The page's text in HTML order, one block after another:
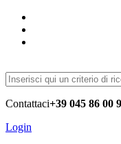
Contattaci+39 045 86 00
Login